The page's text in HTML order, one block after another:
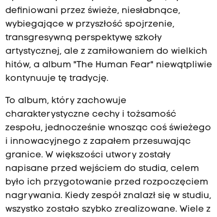
definiowani przez świeże, niesłabnące,
wybiegające w przyszłość spojrzenie,
transgresywną perspektywę szkoły
artystycznej, ale z zamiłowaniem do wielkich
hitów, a album "The Human Fear" niewątpliwie
kontynuuje tę tradycję.
To album, który zachowuje
charakterystyczne cechy i tożsamość
zespołu, jednocześnie wnosząc coś świeżego
i innowacyjnego z zapałem przesuwając
granice. W większości utwory zostały
napisane przed wejściem do studia, celem
było ich przygotowanie przed rozpoczęciem
nagrywania. Kiedy zespół znalazł się w studiu,
wszystko zostało szybko zrealizowane. Wiele z